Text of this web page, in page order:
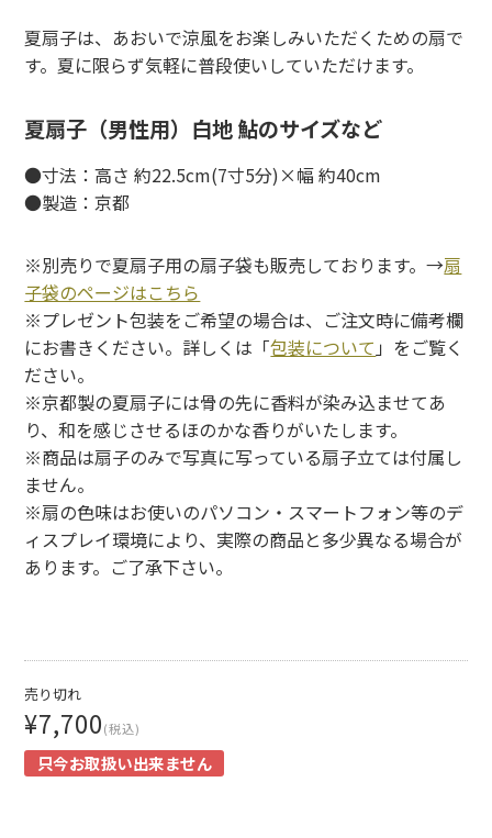
夏扇子は、あおいで涼風をお楽しみいただくための扇で
す。夏に限らず気軽に普段使いしていただけます。
夏扇子（男性用）白地 鮎のサイズなど
●寸法：高さ 約22.5cm(7寸5分)×幅 約40cm
●製造：京都
※別売りで夏扇子用の扇子袋も販売しております。→扇
子袋のページはこちら
※プレゼント包装をご希望の場合は、ご注文時に備考欄
にお書きください。詳しくは「包装について 」をご覧く
ださい。
※京都製の夏扇子には骨の先に香料が染み込ませてあ
り、和を感じさせるほのかな香りがいたします。
※商品は扇子のみで写真に写っている扇子立ては付属し
ません。
※扇の色味はお使いのパソコン・スマートフォン等のデ
ィスプレイ環境により、実際の商品と多少異なる場合が
あります。ご了承下さい。
売り切れ
¥7,700(税込)
只今お取扱い出来ません